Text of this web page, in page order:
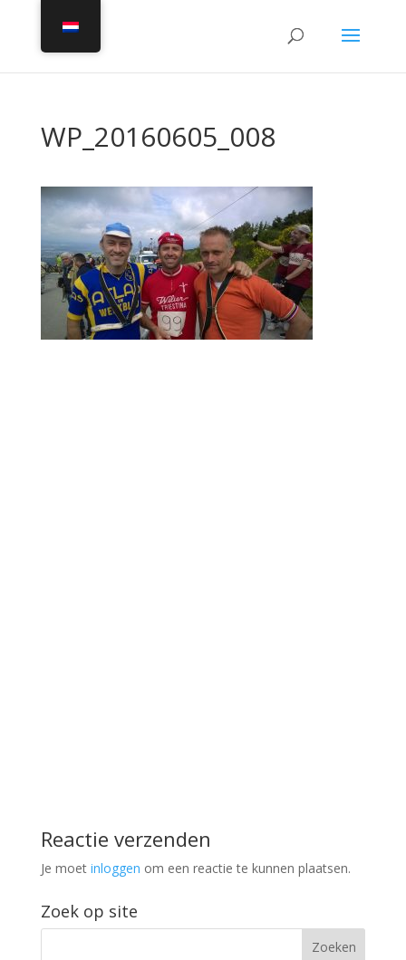
WP_20160605_008
Reactie verzenden
Je moet inloggen om een reactie te kunnen plaatsen.
Zoek op site